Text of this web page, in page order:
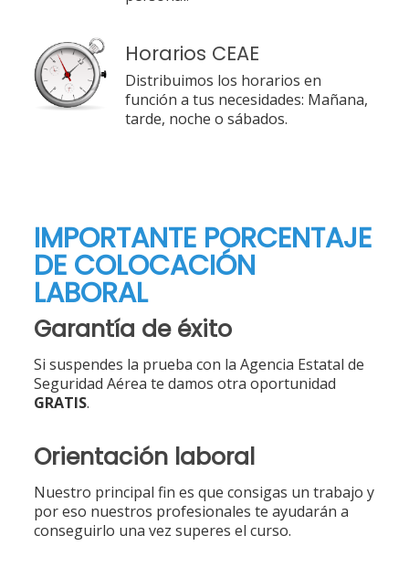
Horarios CEAE
Distribuimos los horarios en
función a tus necesidades: Mañana,
tarde, noche o sábados.
IMPORTANTE PORCENTAJE
DE COLOCACIÓN
LABORAL
Garantía de éxito
Si suspendes la prueba con la Agencia Estatal de
Seguridad Aérea te damos otra oportunidad
GRATIS.
Orientación laboral
Nuestro principal fin es que consigas un trabajo y
por eso nuestros profesionales te ayudarán a
conseguirlo una vez superes el curso.